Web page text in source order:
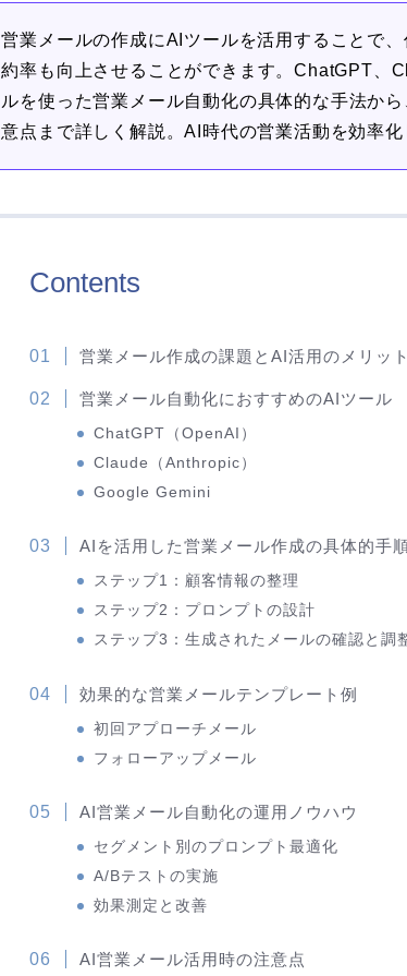
営業メールの作成にAIツールを活用することで
約率も向上させることができます。ChatGPT、
ルを使った営業メール自動化の具体的な手法か
意点まで詳しく解説。AI時代の営業活動を効率化
Contents
営業メール作成の課題とAI活用のメリット
営業メール自動化におすすめのAIツール
ChatGPT（OpenAI）
Claude（Anthropic）
Google Gemini
AIを活用した営業メール作成の具体的手
ステップ1：顧客情報の整理
ステップ2：プロンプトの設計
ステップ3：生成されたメールの確認と調
効果的な営業メールテンプレート例
初回アプローチメール
フォローアップメール
AI営業メール自動化の運用ノウハウ
セグメント別のプロンプト最適化
A/Bテストの実施
効果測定と改善
AI営業メール活用時の注意点